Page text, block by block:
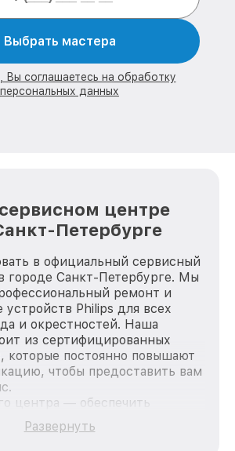
Выбрать мастера
Вы соглашаетесь на обработку
персональных данных
центре
Петербурге
в официальный сервисный
городе Санкт-Петербурге. Мы
ремонт и
устройств Philips для всех
и окрестностей. Наша
из сертифицированных
которые постоянно повышают
чтобы предоставить вам
центра — обеспечить
и доступный ремонт для
продукции Philips, вне
Развернуть